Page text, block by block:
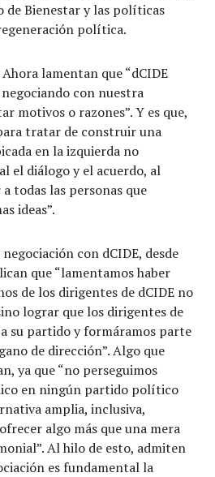
de Bienestar y las políticas
política.
lamentan que “dCIDE
con nuestra
motivos o razones”. Y es que,
tratar de construir una
en la izquierda no
el diálogo y el acuerdo, al
todas las personas que
ideas”.
con dCIDE, desde
que “lamentamos haber
de los dirigentes de dCIDE no
lograr que los dirigentes de
su partido y formáramos parte
de dirección”. Algo que
ya que “no perseguimos
en ningún partido político
amplia, inclusiva,
algo más que una mera
Al hilo de esto, admiten
es fundamental la